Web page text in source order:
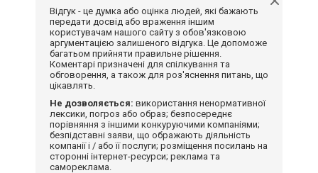
Відгук - це думка або оцінка людей, які бажають
передати досвід або враження іншим
користувачам нашого сайту з обов'язковою
аргументацією залишеного відгука. Це допоможе
багатьом прийняти правильне рішення.
Коментарі призначені для спілкування та
обговорення, а також для роз'яснення питань, що
цікавлять.
Не дозволяється: використання ненормативної
лексики, погроз або образ; безпосереднє
порівняння з іншими конкуруючими компаніями;
безпідставні заяви, що ображають діяльність
компанії і / або її послуги; розміщення посилань на
сторонні інтернет-ресурси; реклама та
самореклама.